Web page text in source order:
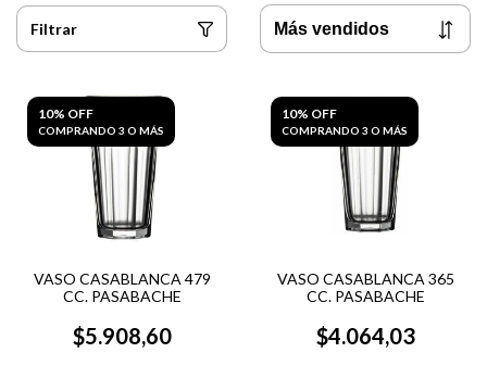
Filtrar
10% OFF
COMPRANDO 3 O MÁS
VASO CASABLANCA 479
CC. PASABACHE
$5.908,60
10% OFF
COMPRANDO 3 O MÁS
VASO CASABLANCA 365
CC. PASABACHE
$4.064,03